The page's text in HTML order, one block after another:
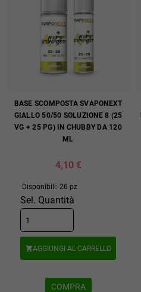
BASE SCOMPOSTA SVAPONEXT
GIALLO 50/50 SOLUZIONE 8 (25
VG + 25 PG) IN CHUBBY DA 120
ML
4,10 €
Disponibili: 26 pz
Sel. Quantità
AGGIUNGI AL CARRELLO
COMPRA